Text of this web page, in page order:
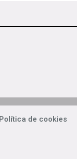
Política de cookies